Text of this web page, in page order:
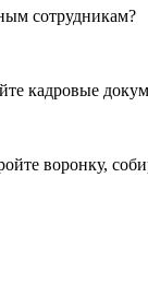
сотрудникам?
кадровые
воронку,